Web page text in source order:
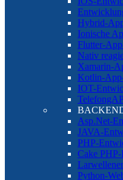
Hybrid-
Ionische
Flutter-
Nativ
Xamarin-
Kotlin-
IOT-
Asp.Net-
JAVA-
PHP-
Cake
Python-